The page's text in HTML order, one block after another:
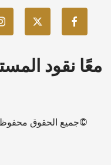
معًا نقود
©جميع الحقوق